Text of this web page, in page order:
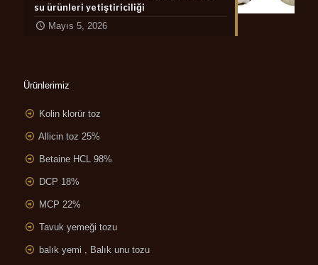
su ürünleri yetiştiriciliği
Mayıs 5, 2026
Ürünlerimiz
Kolin klorür toz
Allicin toz 25%
Betaine HCL 98%
DCP 18%
MCP 22%
Tavuk yemeği tozu
balık yemi , Balık unu tozu